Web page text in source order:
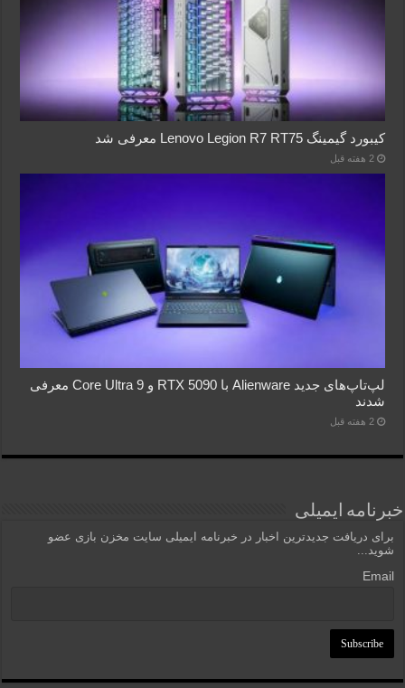
کیبورد گیمینگ Lenovo Legion R7 RT75 معرفی شد
2 هفته قبل
لپ‌تاپ‌های جدید Alienware با RTX 5090 و Core Ultra 9 معرفی
شدند
2 هفته قبل
خبرنامه ایمیلی
برای دریافت جدیدترین اخبار در خبرنامه ایمیلی سایت مخزن بازی عضو
شوید...
Email